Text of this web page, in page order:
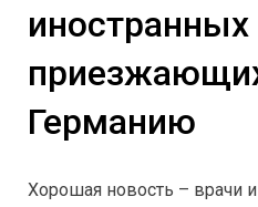
иностранных
Германию
Хорошая новость – врачи